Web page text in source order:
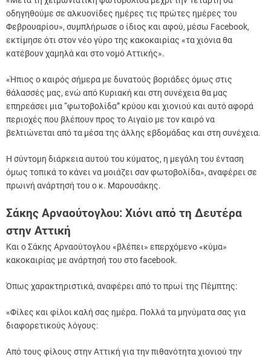
οδηγηθούμε σε αλκυονίδες ημέρες τις πρώτες ημέρες του
Φεβρουαρίου», συμπλήρωσε ο ίδιος και αφού, μέσω Facebook,
εκτίμησε ότι στον νέο γύρο της κακοκαιρίας «τα χιόνια θα
κατέβουν χαμηλά και στο νομό Αττικής».
«Ήπιος ο καιρός σήμερα με δυνατούς βοριάδες όμως στις
θάλασσές μας, ενώ από Κυριακή και στη συνέχεια θα μας
επηρεάσει μια “φωτοβολίδα” κρύου και χιονιού και αυτό αφορά
περιοχές που βλέπουν προς το Αιγαίο με τον καιρό να
βελτιώνεται από τα μέσα της άλλης εβδομάδας και στη συνέχεια.
Η σύντομη διάρκεια αυτού του κύματος, η μεγάλη του ένταση
όμως τοπικά το κάνει να μοιάζει σαν φωτοβολίδα», αναφέρει σε
πρωινή ανάρτησή του ο κ. Μαρουσάκης.
Σάκης Αρναούτογλου: Χιόνι από τη Δευτέρα
στην Αττική
Και ο Σάκης Αρναούτογλου «βλέπει» επερχόμενο «κύμα»
κακοκαιρίας με ανάρτησή του στο facebook.
Όπως χαρακτηριστικά, αναφέρει από το πρωί της Πέμπτης:
«Φίλες και φίλοι καλή σας ημέρα. Πολλά τα μηνύματα σας για
διαφορετικούς λόγους:
Από τους φίλους στην Αττική για την πιθανότητα χιονιού την